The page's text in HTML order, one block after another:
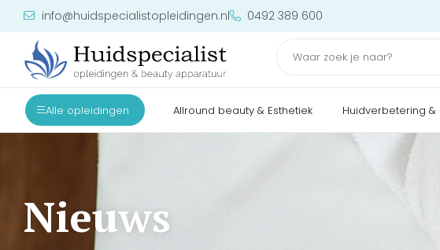
info@huidspecialistopleidingen.nl 0492 389 600
Alle opleidingen Allround beauty & Esthetiek Huidverbetering &
Nieuws